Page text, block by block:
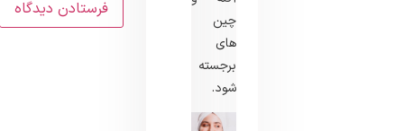
چین‌
های
برجسته
شود.